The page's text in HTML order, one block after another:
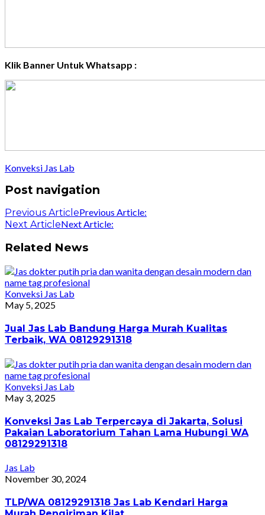
Klik Banner Untuk Whatsapp :
Konveksi Jas Lab
Post navigation
Previous ArticlePrevious Article:
Next ArticleNext Article:
Related News
Konveksi Jas Lab
May 5, 2025
Jual Jas Lab Bandung Harga Murah Kualitas
Terbaik, WA 08129291318
Konveksi Jas Lab
May 3, 2025
Konveksi Jas Lab Terpercaya di Jakarta, Solusi
Pakaian Laboratorium Tahan Lama Hubungi WA
08129291318
Jas Lab
November 30, 2024
TLP/WA 08129291318 Jas Lab Kendari Harga